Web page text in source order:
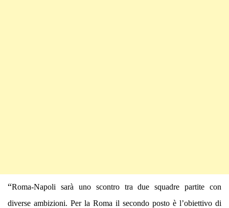
“Roma-Napoli sarà uno scontro tra due squadre partite con
diverse ambizioni. Per la Roma il secondo posto è l’obiettivo di